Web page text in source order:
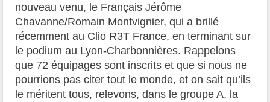
nouveau venu, le Français Jérôme
Chavanne/Romain Montvignier, qui a brillé
récemment au Clio R3T France, en terminant sur
le podium au Lyon-Charbonnières. Rappelons
que 72 équipages sont inscrits et que si nous ne
pourrions pas citer tout le monde, et on sait qu’ils
le méritent tous, relevons, dans le groupe A, la